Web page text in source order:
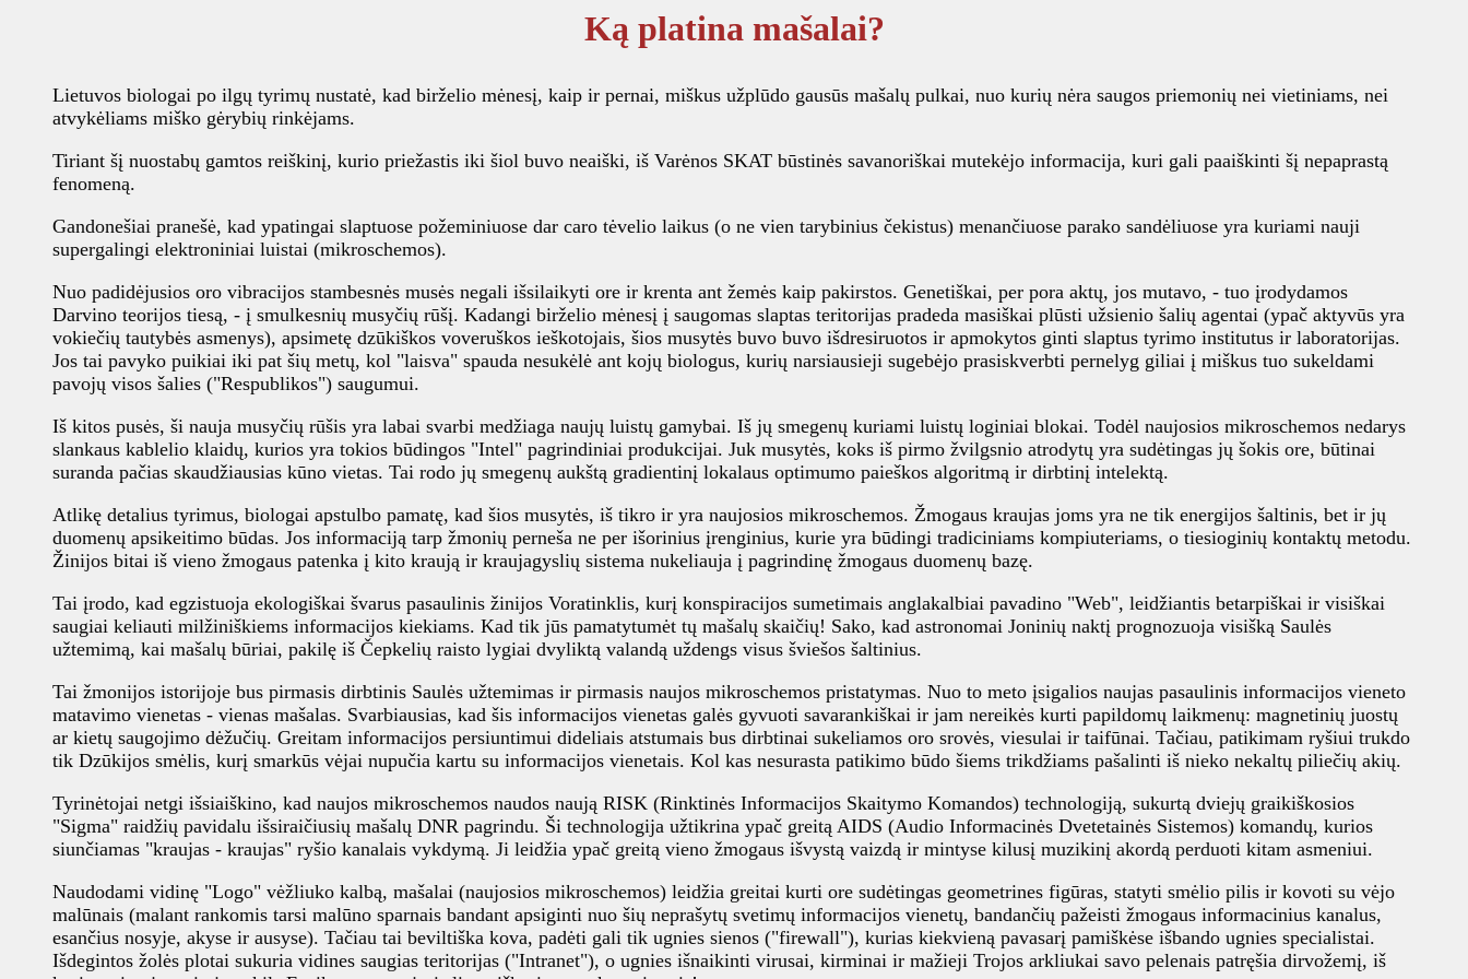
Ką platina mašalai?
Lietuvos biologai po ilgų tyrimų nustatė, kad birželio mėnesį, kaip ir pernai, miškus užplūdo gausūs mašalų pulkai, nuo kurių nėra saugos priemonių nei vietiniams, nei
atvykėliams miško gėrybių rinkėjams.
Tiriant šį nuostabų gamtos reiškinį, kurio priežastis iki šiol buvo neaiški, iš Varėnos SKAT būstinės savanoriškai mutekėjo informacija, kuri gali paaiškinti šį nepaprastą
fenomeną.
Gandonešiai pranešė, kad ypatingai slaptuose požeminiuose dar caro tėvelio laikus (o ne vien tarybinius čekistus) menančiuose parako sandėliuose yra kuriami nauji
supergalingi elektroniniai luistai (mikroschemos).
Nuo padidėjusios oro vibracijos stambesnės musės negali išsilaikyti ore ir krenta ant žemės kaip pakirstos. Genetiškai, per pora aktų, jos mutavo, - tuo įrodydamos
Darvino teorijos tiesą, - į smulkesnių musyčių rūšį. Kadangi birželio mėnesį į saugomas slaptas teritorijas pradeda masiškai plūsti užsienio šalių agentai (ypač aktyvūs yra
vokiečių tautybės asmenys), apsimetę dzūkiškos voveruškos ieškotojais, šios musytės buvo buvo išdresiruotos ir apmokytos ginti slaptus tyrimo institutus ir laboratorijas.
Jos tai pavyko puikiai iki pat šių metų, kol "laisva" spauda nesukėlė ant kojų biologus, kurių narsiausieji sugebėjo prasiskverbti pernelyg giliai į miškus tuo sukeldami
pavojų visos šalies ("Respublikos") saugumui.
Iš kitos pusės, ši nauja musyčių rūšis yra labai svarbi medžiaga naujų luistų gamybai. Iš jų smegenų kuriami luistų loginiai blokai. Todėl naujosios mikroschemos nedarys
slankaus kablelio klaidų, kurios yra tokios būdingos "Intel" pagrindiniai produkcijai. Juk musytės, koks iš pirmo žvilgsnio atrodytų yra sudėtingas jų šokis ore, būtinai
suranda pačias skaudžiausias kūno vietas. Tai rodo jų smegenų aukštą gradientinį lokalaus optimumo paieškos algoritmą ir dirbtinį intelektą.
Atlikę detalius tyrimus, biologai apstulbo pamatę, kad šios musytės, iš tikro ir yra naujosios mikroschemos. Žmogaus kraujas joms yra ne tik energijos šaltinis, bet ir jų
duomenų apsikeitimo būdas. Jos informaciją tarp žmonių perneša ne per išorinius įrenginius, kurie yra būdingi tradiciniams kompiuteriams, o tiesioginių kontaktų metodu.
Žinijos bitai iš vieno žmogaus patenka į kito kraują ir kraujagyslių sistema nukeliauja į pagrindinę žmogaus duomenų bazę.
Tai įrodo, kad egzistuoja ekologiškai švarus pasaulinis žinijos Voratinklis, kurį konspiracijos sumetimais anglakalbiai pavadino "Web", leidžiantis betarpiškai ir visiškai
saugiai keliauti milžiniškiems informacijos kiekiams. Kad tik jūs pamatytumėt tų mašalų skaičių! Sako, kad astronomai Joninių naktį prognozuoja visišką Saulės
užtemimą, kai mašalų būriai, pakilę iš Čepkelių raisto lygiai dvyliktą valandą uždengs visus šviešos šaltinius.
Tai žmonijos istorijoje bus pirmasis dirbtinis Saulės užtemimas ir pirmasis naujos mikroschemos pristatymas. Nuo to meto įsigalios naujas pasaulinis informacijos vieneto
matavimo vienetas - vienas mašalas. Svarbiausias, kad šis informacijos vienetas galės gyvuoti savarankiškai ir jam nereikės kurti papildomų laikmenų: magnetinių juostų
ar kietų saugojimo dėžučių. Greitam informacijos persiuntimui dideliais atstumais bus dirbtinai sukeliamos oro srovės, viesulai ir taifūnai. Tačiau, patikimam ryšiui trukdo
tik Dzūkijos smėlis, kurį smarkūs vėjai nupučia kartu su informacijos vienetais. Kol kas nesurasta patikimo būdo šiems trikdžiams pašalinti iš nieko nekaltų piliečių akių.
Tyrinėtojai netgi išsiaiškino, kad naujos mikroschemos naudos naują RISK (Rinktinės Informacijos Skaitymo Komandos) technologiją, sukurtą dviejų graikiškosios
"Sigma" raidžių pavidalu išsiraičiusių mašalų DNR pagrindu. Ši technologija užtikrina ypač greitą AIDS (Audio Informacinės Dvetetainės Sistemos) komandų, kurios
siunčiamas "kraujas - kraujas" ryšio kanalais vykdymą. Ji leidžia ypač greitą vieno žmogaus išvystą vaizdą ir mintyse kilusį muzikinį akordą perduoti kitam asmeniui.
Naudodami vidinę "Logo" vėžliuko kalbą, mašalai (naujosios mikroschemos) leidžia greitai kurti ore sudėtingas geometrines figūras, statyti smėlio pilis ir kovoti su vėjo
malūnais (malant rankomis tarsi malūno sparnais bandant apsiginti nuo šių neprašytų svetimų informacijos vienetų, bandančių pažeisti žmogaus informacinius kanalus,
esančius nosyje, akyse ir ausyse). Tačiau tai beviltiška kova, padėti gali tik ugnies sienos ("firewall"), kurias kiekvieną pavasarį pamiškėse išbando ugnies specialistai.
Išdegintos žolės plotai sukuria vidines saugias teritorijas ("Intranet"), o ugnies išnaikinti virusai, kirminai ir mažieji Trojos arkliukai savo pelenais patręšia dirvožemį, iš